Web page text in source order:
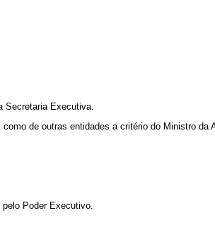
Secretaria Executiva.
de outras entidades a critério do Ministro da
Poder Executivo.